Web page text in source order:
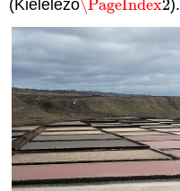
(Kielelezo\PageIndex2
\PageIndex2).